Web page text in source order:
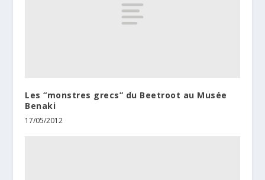
Les “monstres grecs” du Beetroot au Musée
Benaki
17/05/2012